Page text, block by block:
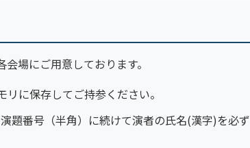
場にご用意しております。
に保存してご持参ください。
題番号（半角）に続けて演者の氏名(漢字)を必